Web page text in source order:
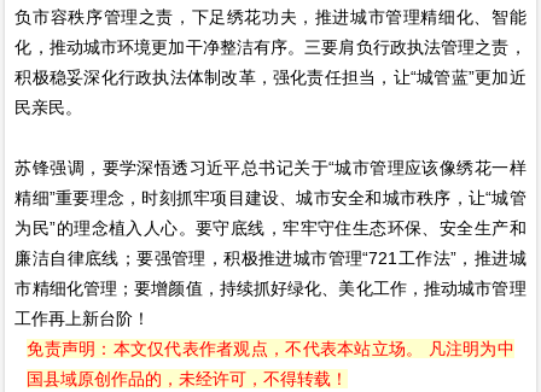
负市容秩序管理之责，下足绣花功夫，推进城市管理精细化、智能
化，推动城市环境更加干净整洁有序。三要肩负行政执法管理之责，
积极稳妥深化行政执法体制改革，强化责任担当，让“城管蓝”更加近
民亲民。
苏锋强调，要学深悟透习近平总书记关于“城市管理应该像绣花一样
精细”重要理念，时刻抓牢项目建设、城市安全和城市秩序，让“城管
为民”的理念植入人心。要守底线，牢牢守住生态环保、安全生产和
廉洁自律底线；要强管理，积极推进城市管理“721工作法”，推进城
市精细化管理；要增颜值，持续抓好绿化、美化工作，推动城市管理
工作再上新台阶！
免责声明：本文仅代表作者观点，不代表本站立场。 凡注明为中
国县域原创作品的，未经许可，不得转载！